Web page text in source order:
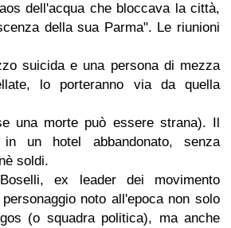
dell'acqua che bloccava la città,
della sua Parma". Le riunioni
suicida e una persona di mezza
lo porteranno via da quella
una morte può essere strana). Il
un hotel abbandonato, senza
soldi.
, ex leader dei movimento
noto all'epoca non solo
(o squadra politica), ma anche